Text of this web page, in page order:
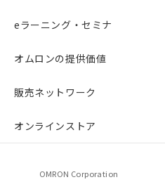
eラーニング・セミナ
オムロンの提供価値
販売ネットワーク
オンラインストア
OMRON Corporation